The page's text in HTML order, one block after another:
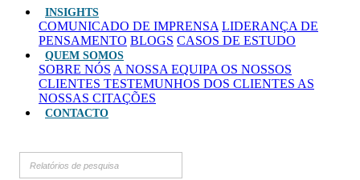
INSIGHTS
COMUNICADO DE IMPRENSA LIDERANÇA DE
PENSAMENTO BLOGS CASOS DE ESTUDO
QUEM SOMOS
SOBRE NÓS A NOSSA EQUIPA OS NOSSOS
CLIENTES TESTEMUNHOS DOS CLIENTES AS
NOSSAS CITAÇÕES
CONTACTO